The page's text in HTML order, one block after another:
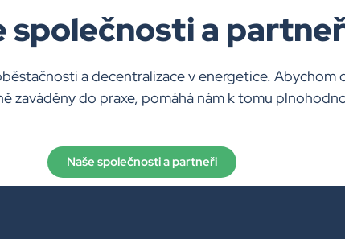
společnosti a
a decentralizace v energetice. Abychom
do praxe, pomáhá nám k tomu
Naše společnosti a partneři